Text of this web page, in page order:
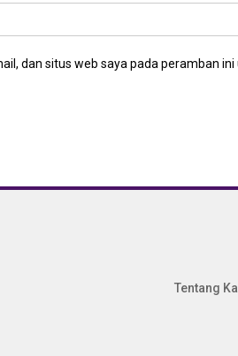
dan situs web saya pada peramban
Tentang